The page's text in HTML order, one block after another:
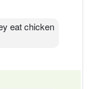
eat chicken